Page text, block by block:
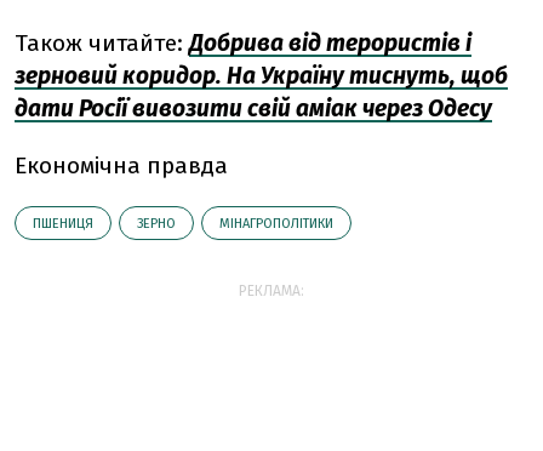
Також читайте:Добрива від терористів і
зерновий коридор. На Україну тиснуть, щоб
дати Росії вивозити свій аміак через Одесу
Економічна правда
ПШЕНИЦЯ ЗЕРНО МІНАГРОПОЛІТИКИ
РЕКЛАМА: